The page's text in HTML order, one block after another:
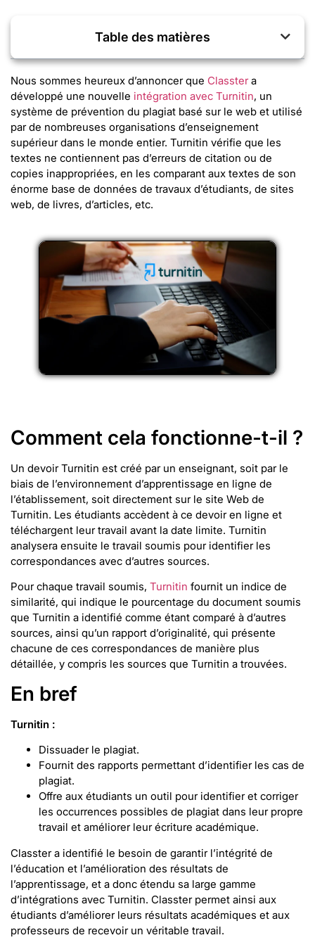
Table des matières
Nous sommes heureux d’annoncer que Classtera
développé une nouvelle intégration avec Turnitin, un
système de prévention du plagiat basé sur le web et utilisé
par de nombreuses organisations d’enseignement
supérieur dans le monde entier. Turnitin vérifie que les
textes ne contiennent pas d’erreurs de citation ou de
copies inappropriées, en les comparant aux textes de son
énorme base de données de travaux d’étudiants, de sites
web, de livres, d’articles, etc.
Comment cela fonctionne-t-il ?
Un devoir Turnitin est créé par un enseignant, soit par le
biais de l’environnement d’apprentissage en ligne de
l’établissement, soit directement sur le site Web de
Turnitin. Les étudiants accèdent à ce devoir en ligne et
téléchargent leur travail avant la date limite. Turnitin
analysera ensuite le travail soumis pour identifier les
correspondances avec d’autres sources.
Pour chaque travail soumis, Turnitin fournit un indice de
similarité, qui indique le pourcentage du document soumis
que Turnitin a identifié comme étant comparé à d’autres
sources, ainsi qu’un rapport d’originalité, qui présente
chacune de ces correspondances de manière plus
détaillée, y compris les sources que Turnitin a trouvées.
En bref
Turnitin :
Dissuader le plagiat.
Fournit des rapports permettant d’identifier les cas de
plagiat.
Offre aux étudiants un outil pour identifier et corriger
les occurrences possibles de plagiat dans leur propre
travail et améliorer leur écriture académique.
Classter a identifié le besoin de garantir l’intégrité de
l’éducation et l’amélioration des résultats de
l’apprentissage, et a donc étendu sa large gamme
d’intégrations avec Turnitin. Classter permet ainsi aux
étudiants d’améliorer leurs résultats académiques et aux
professeurs de recevoir un véritable travail.